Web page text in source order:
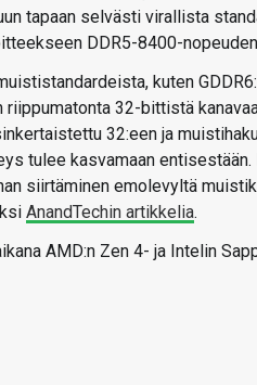
tapaan selvästi virallista
DDR5-8400-
kuten
32-bittistä
32:een ja
tulee kasvamaan entisestään.
siirtäminen emolevyltä
AnandTechin artikkelia.
AMD:n Zen 4- ja Intelin